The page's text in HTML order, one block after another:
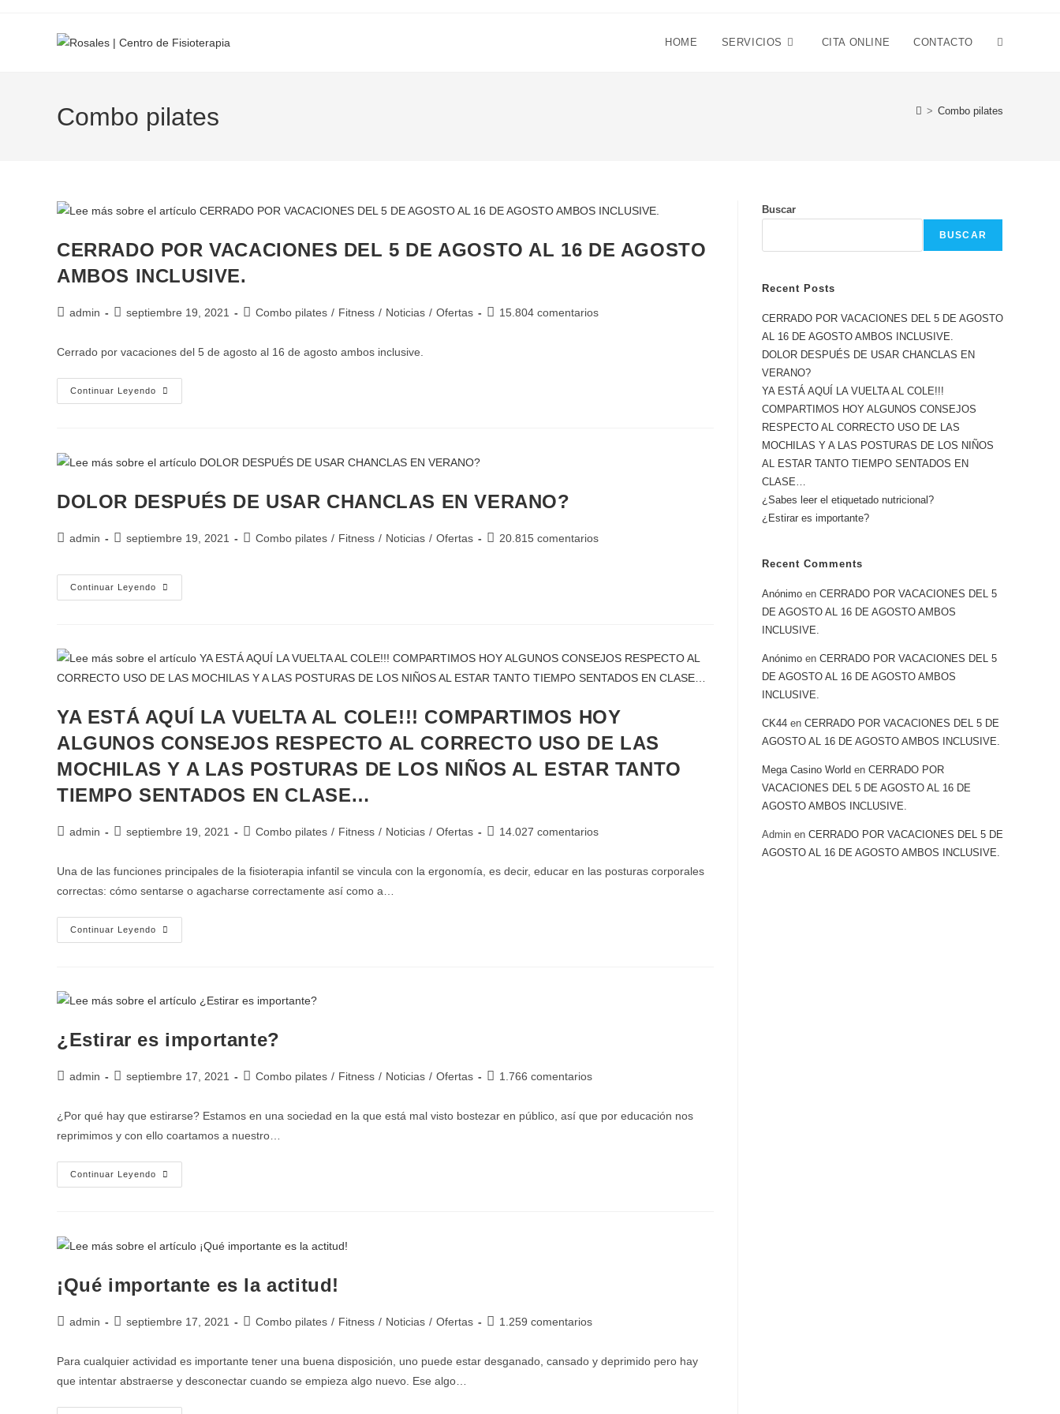
HOME SERVICIOS CITA ONLINE CONTACTO
Combo pilates > Combo pilates
CERRADO POR VACACIONES DEL 5 DE AGOSTO AL 16 DE AGOSTO
AMBOS INCLUSIVE.
admin septiembre 19, 2021 Combo pilates / Fitness / Noticias / Ofertas 15.804 comentarios
Cerrado por vacaciones del 5 de agosto al 16 de agosto ambos inclusive.
Continuar Leyendo
DOLOR DESPUÉS DE USAR CHANCLAS EN VERANO?
admin septiembre 19, 2021 Combo pilates / Fitness / Noticias / Ofertas 20.815 comentarios
Continuar Leyendo
YA ESTÁ AQUÍ LA VUELTA AL COLE!!! COMPARTIMOS HOY
ALGUNOS CONSEJOS RESPECTO AL CORRECTO USO DE LAS
MOCHILAS Y A LAS POSTURAS DE LOS NIÑOS AL ESTAR TANTO
TIEMPO SENTADOS EN CLASE…
admin septiembre 19, 2021 Combo pilates / Fitness / Noticias / Ofertas 14.027 comentarios
Una de las funciones principales de la fisioterapia infantil se vincula con la ergonomía, es decir, educar en las posturas corporales
correctas: cómo sentarse o agacharse correctamente así como a…
Continuar Leyendo
¿Estirar es importante?
admin septiembre 17, 2021 Combo pilates / Fitness / Noticias / Ofertas 1.766 comentarios
¿Por qué hay que estirarse? Estamos en una sociedad en la que está mal visto bostezar en público, así que por educación nos
reprimimos y con ello coartamos a nuestro…
Continuar Leyendo
¡Qué importante es la actitud!
admin septiembre 17, 2021 Combo pilates / Fitness / Noticias / Ofertas 1.259 comentarios
Para cualquier actividad es importante tener una buena disposición, uno puede estar desganado, cansado y deprimido pero hay
que intentar abstraerse y desconectar cuando se empieza algo nuevo. Ese algo…
Buscar
BUSCAR
Recent Posts
CERRADO POR VACACIONES DEL 5 DE AGOSTO
AL 16 DE AGOSTO AMBOS INCLUSIVE.
DOLOR DESPUÉS DE USAR CHANCLAS EN
VERANO?
YA ESTÁ AQUÍ LA VUELTA AL COLE!!!
COMPARTIMOS HOY ALGUNOS CONSEJOS
RESPECTO AL CORRECTO USO DE LAS
MOCHILAS Y A LAS POSTURAS DE LOS NIÑOS
AL ESTAR TANTO TIEMPO SENTADOS EN
CLASE…
¿Sabes leer el etiquetado nutricional?
¿Estirar es importante?
Recent Comments
Anónimo en CERRADO POR VACACIONES DEL 5
DE AGOSTO AL 16 DE AGOSTO AMBOS
INCLUSIVE.
Anónimo en CERRADO POR VACACIONES DEL 5
DE AGOSTO AL 16 DE AGOSTO AMBOS
INCLUSIVE.
CK44 en CERRADO POR VACACIONES DEL 5 DE
AGOSTO AL 16 DE AGOSTO AMBOS INCLUSIVE.
Mega Casino World en CERRADO POR
VACACIONES DEL 5 DE AGOSTO AL 16 DE
AGOSTO AMBOS INCLUSIVE.
Admin en CERRADO POR VACACIONES DEL 5 DE
AGOSTO AL 16 DE AGOSTO AMBOS INCLUSIVE.